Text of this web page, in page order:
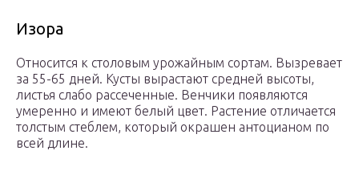
Изора
Относится к столовым урожайным сортам. Вызревает
за 55-65 дней. Кусты вырастают средней высоты,
листья слабо рассеченные. Венчики появляются
умеренно и имеют белый цвет. Растение отличается
толстым стеблем, который окрашен антоцианом по
всей длине.